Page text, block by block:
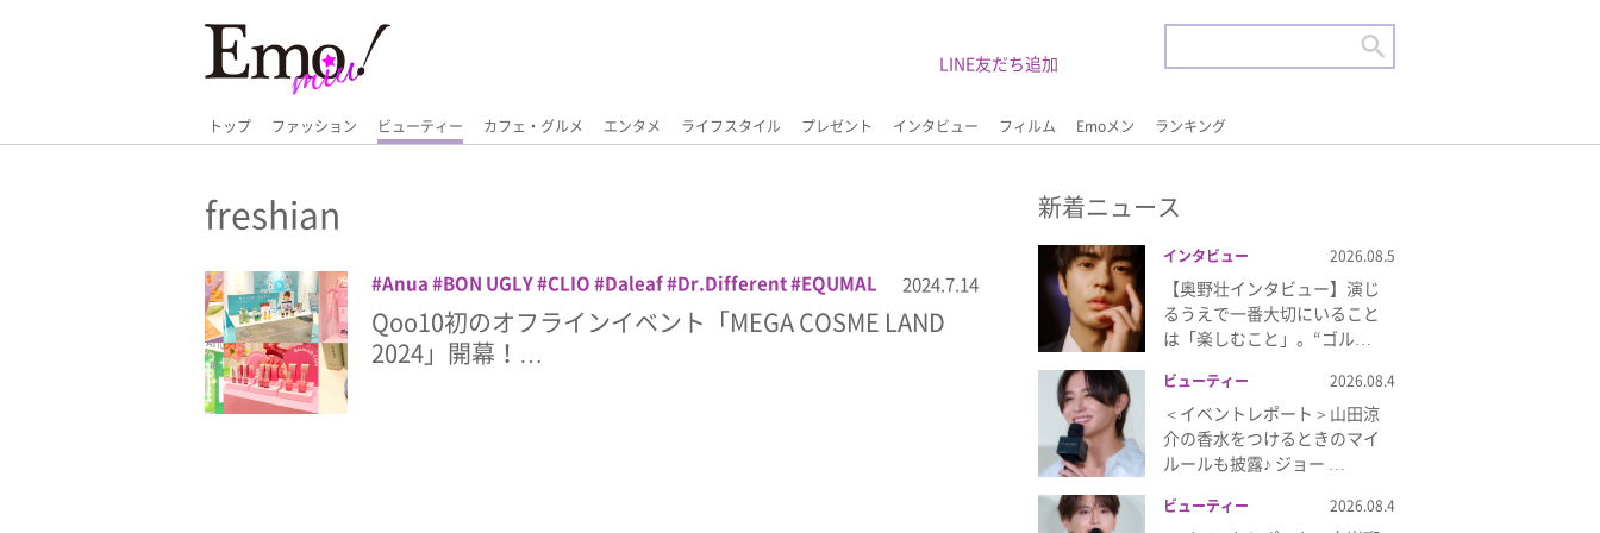
トップ ファッション ビューティー カフェ・グルメ エンタメ ライフスタイル プレゼント インタビュー フィルム Emoメン ランキング
LINE友だち追加
freshian
Anua BON UGLY CLIO Daleaf Dr.Different EQUMAL
FATION
freshian Genabelle GIVERNY
Glint by
VDIVOV INNISFREE IOPE ISOI JAVIN DE SEOUL
LADOR
LAGOM MACQUEEN NEWYOR
2024.7.14
Qoo10初のオフラインイベント「MEGA COSME LAND
2024」開幕！…
新着ニュース
インタビュー 2026.08.5
【奥野壮インタビュー】演じ
るうえで一番大切にいること
は「楽しむこと」。“ゴル…
ビューティー 2026.08.4
＜イベントレポート＞山田涼
介の香水をつけるときのマイ
ルールも披露♪ ジョー …
ビューティー 2026.08.4